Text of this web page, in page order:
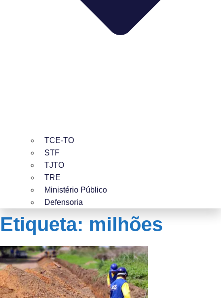
TCE-TO
STF
TJTO
TRE
Ministério Público
Defensoria
Etiqueta: milhões